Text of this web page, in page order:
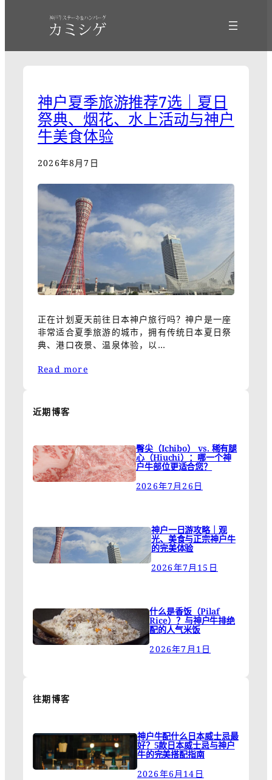
神户夏季旅游推荐7选｜夏日
祭典、烟花、水上活动与神户
牛美食体验
2026年8月7日
正在计划夏天前往日本神户旅行吗？神户是一座
非常适合夏季旅游的城市，拥有传统日本夏日祭
典、港口夜景、温泉体验，以…
Read more
近期博客
臀尖（Ichibo） vs. 稀有腿
心（Hiuchi）：哪一个神
户牛部位更适合您？
2026年7月26日
神户一日游攻略｜观
光、美食与正宗神户牛
的完美体验
2026年7月15日
什么是香饭（Pilaf
Rice）？与神户牛排绝
配的人气米饭
2026年7月1日
往期博客
神户牛配什么日本威士忌最
好？5款日本威士忌与神户
牛的完美搭配指南
2026年6月14日